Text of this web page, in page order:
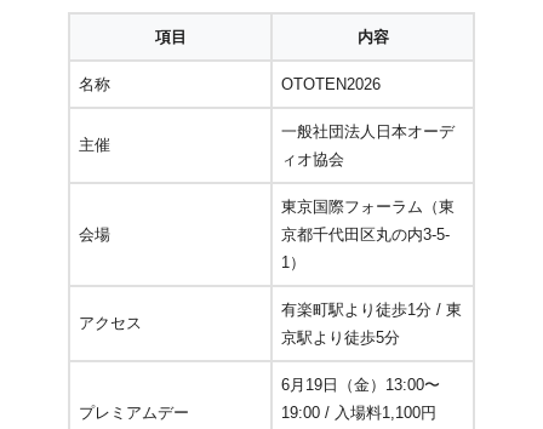
項目 内容
名称 OTOTEN2026
主催
一般社団法人日本オーデ
ィオ協会
会場
東京国際フォーラム（東
京都千代田区丸の内3-5-
1）
アクセス
有楽町駅より徒歩1分 / 東
京駅より徒歩5分
プレミアムデー
6月19日（金）13:00〜
19:00 / 入場料1,100円